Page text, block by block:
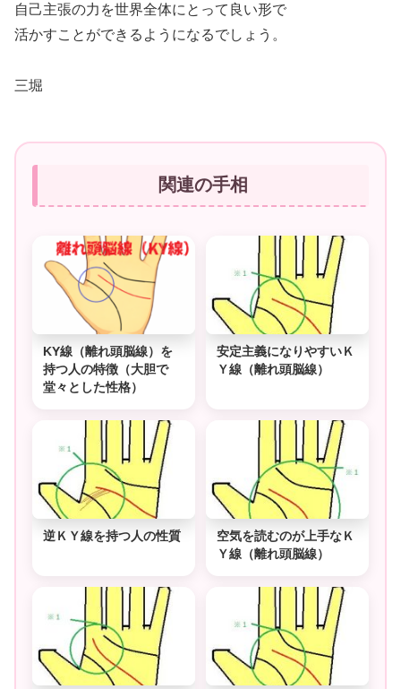
自己主張の力を世界全体にとって良い形で
活かすことができるようになるでしょう。
三堀
関連の手相
KY線（離れ頭脳線）を
持つ人の特徴（大胆で
堂々とした性格）
安定主義になりやすいＫ
Ｙ線（離れ頭脳線）
逆ＫＹ線を持つ人の性質
空気を読むのが上手なＫ
Ｙ線（離れ頭脳線）